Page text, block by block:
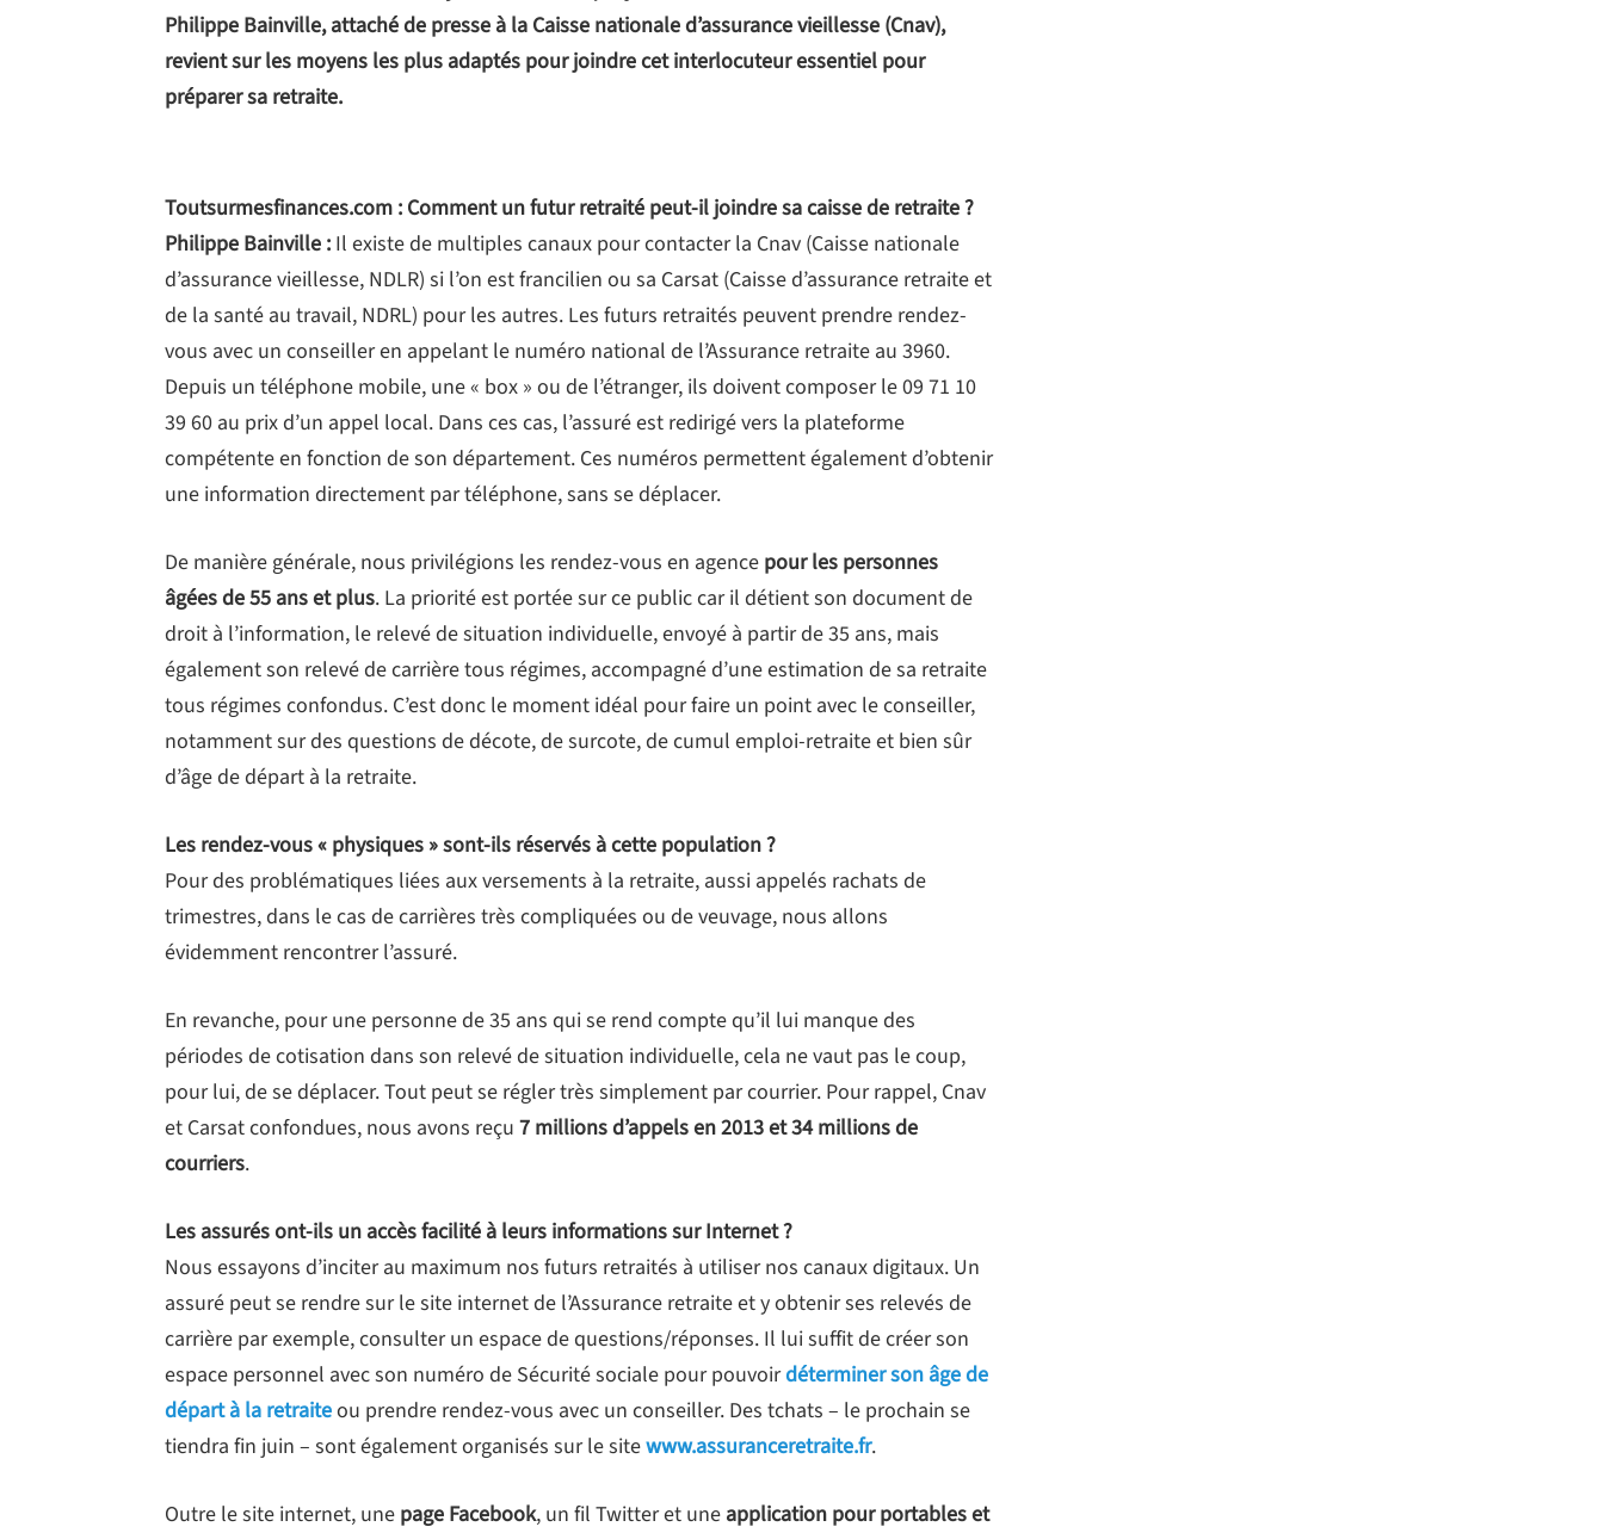
Philippe Bainville, attaché de presse à la Caisse nationale d’assurance vieillesse (Cnav),
revient sur les moyens les plus adaptés pour joindre cet interlocuteur essentiel pour
préparer sa retraite.
Toutsurmesfinances.com : Comment un futur retraité peut-il joindre sa caisse de retraite ?
Philippe Bainville : Il existe de multiples canaux pour contacter la Cnav (Caisse nationale
d’assurance vieillesse, NDLR) si l’on est francilien ou sa Carsat (Caisse d’assurance retraite et
de la santé au travail, NDRL) pour les autres. Les futurs retraités peuvent prendre rendez-
vous avec un conseiller en appelant le numéro national de l’Assurance retraite au 3960.
Depuis un téléphone mobile, une « box » ou de l’étranger, ils doivent composer le 09 71 10
39 60 au prix d’un appel local. Dans ces cas, l’assuré est redirigé vers la plateforme
compétente en fonction de son département. Ces numéros permettent également d’obtenir
une information directement par téléphone, sans se déplacer.
De manière générale, nous privilégions les rendez-vous en agence pour les personnes
âgées de 55 ans et plus. La priorité est portée sur ce public car il détient son document de
droit à l’information, le relevé de situation individuelle, envoyé à partir de 35 ans, mais
également son relevé de carrière tous régimes, accompagné d’une estimation de sa retraite
tous régimes confondus. C’est donc le moment idéal pour faire un point avec le conseiller,
notamment sur des questions de décote, de surcote, de cumul emploi-retraite et bien sûr
d’âge de départ à la retraite.
Les rendez-vous « physiques » sont-ils réservés à cette population ?
Pour des problématiques liées aux versements à la retraite, aussi appelés rachats de
trimestres, dans le cas de carrières très compliquées ou de veuvage, nous allons
évidemment rencontrer l’assuré.
En revanche, pour une personne de 35 ans qui se rend compte qu’il lui manque des
périodes de cotisation dans son relevé de situation individuelle, cela ne vaut pas le coup,
pour lui, de se déplacer. Tout peut se régler très simplement par courrier. Pour rappel, Cnav
et Carsat confondues, nous avons reçu 7 millions d’appels en 2013 et 34 millions de
courriers.
Les assurés ont-ils un accès facilité à leurs informations sur Internet ?
Nous essayons d’inciter au maximum nos futurs retraités à utiliser nos canaux digitaux. Un
assuré peut se rendre sur le site internet de l’Assurance retraite et y obtenir ses relevés de
carrière par exemple, consulter un espace de questions/réponses. Il lui suffit de créer son
espace personnel avec son numéro de Sécurité sociale pour pouvoirdéterminer son âge de
départ à la retraiteou prendre rendez-vous avec un conseiller. Des tchats – le prochain se
tiendra fin juin – sont également organisés sur le sitewww.assuranceretraite.fr.
Outre le site internet, une page Facebook, un fil Twitter et une application pour portables et